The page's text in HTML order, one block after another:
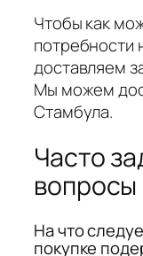
Чтобы как
потребности
доставляем
Мы можем
Стамбула.
Часто
вопросы
На что
покупке